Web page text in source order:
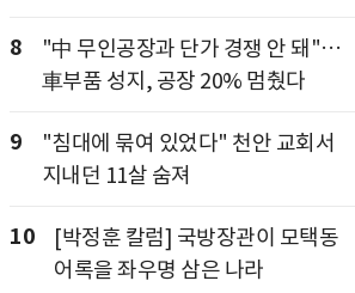
8
"中 무인공장과 단가 경쟁 안 돼"…
車부품 성지, 공장 20% 멈췄다
9
"침대에 묶여 있었다" 천안 교회서
지내던 11살 숨져
10
[박정훈 칼럼] 국방장관이 모택동
어록을 좌우명 삼은 나라